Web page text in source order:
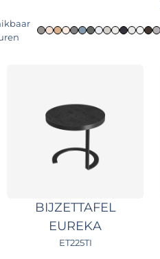
BIJZETTAFEL
EUREKA
ET225TI